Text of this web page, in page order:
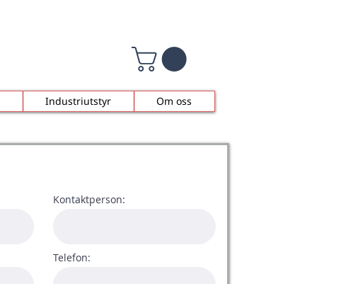
Industriutstyr Om oss
Kontaktperson:
Telefon: